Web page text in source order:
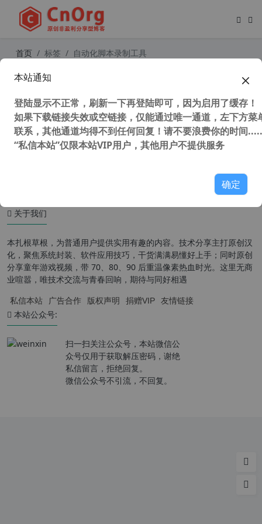
首页 标签 自动化脚本录制工具
AutoIt3 v3.3.16.1 汉化增强版 软件静
d 傻瓜式录制工具
关于我们
本扎根草根，为普通用户提供实用有趣的内容。技术分享主打原创汉
化，聚焦系统封装、软件应用技巧，干货满满易懂好上手；同时原创
分享童年游戏视频，带 70、80、90 后重温像素热血时光。这里无商
业喧嚣，唯技术交流与青春回响，期待与同好相遇
私信本站 广告合作 版权声明 捐赠VIP 友情链接
本站公众号:
扫一扫关注公众号，本站微信公
众号仅用于获取解压密码，谢绝
私信留言，拒绝回复。
微信公众号不引流，不回复。
本站通知
登陆显示不正常，刷新一下再登陆即可，因为启用了缓存！
如果下载链接失效或空链接，仅能通过唯一通道，左下方菜
联系，其他通道均得不到任何回复！请不要浪费你的时间
“私信本站”仅限本站VIP用户，其他用户不提供服务
确定